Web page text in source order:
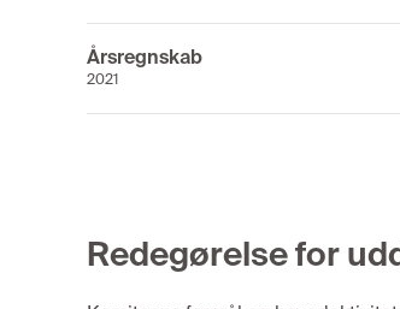
Årsregnskab
2021
Redegørelse for